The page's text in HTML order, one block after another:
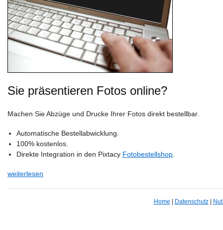
Sie präsentieren Fotos online?
Machen Sie Abzüge und Drucke Ihrer Fotos direkt bestellbar.
Automatische Bestellabwicklung.
100% kostenlos.
Direkte Integration in den Pixtacy Fotobestellshop
weiterlesen
Home Datenschutz|